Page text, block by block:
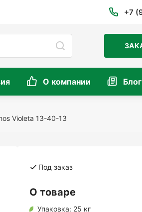
+7
О компании Блог
Violeta 13-40-13
Под заказ
О товаре
Упаковка: 25 кг